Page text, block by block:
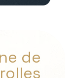
de